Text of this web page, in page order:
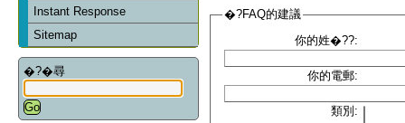
Instant Response
Sitemap
�?�尋
�?FAQ的建議
你的姓�??:
你的電郵:
類別: